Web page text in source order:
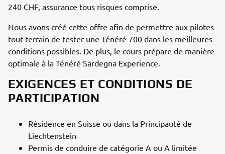
240 CHF, assurance tous risques comprise.
Nous avons créé cette offre afin de permettre aux pilotes
tout-terrain de tester une Ténéré 700 dans les meilleures
conditions possibles. De plus, le cours prépare de manière
optimale à la Ténéré Sardegna Experience.
EXIGENCES ET CONDITIONS DE
PARTICIPATION
Résidence en Suisse ou dans la Principauté de
Liechtenstein
Permis de conduire de catégorie A ou A limitée